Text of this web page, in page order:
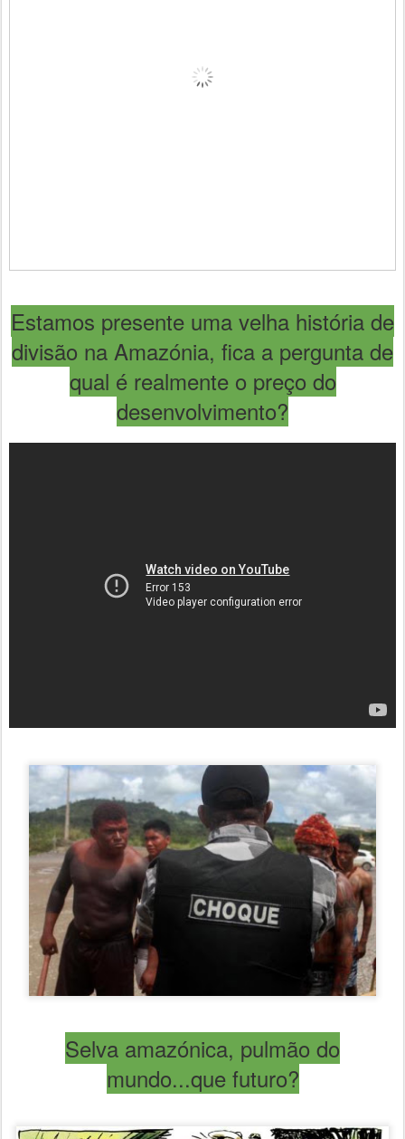
Estamos presente uma velha história de
divisão na Amazónia, fica a pergunta de
qual é realmente o preço do
desenvolvimento?
Selva amazónica, pulmão do
mundo...que futuro?